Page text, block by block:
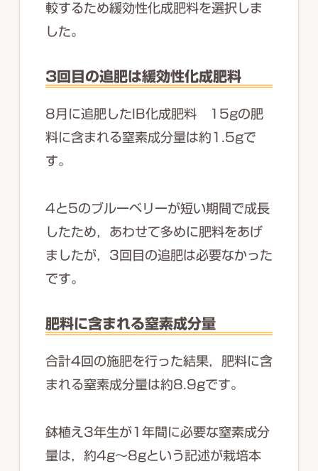
較するため緩効性化成肥料を選択しま
した。
3回目の追肥は緩効性化成肥料
8月に追肥したIB化成肥料 15gの肥
料に含まれる窒素成分量は約1.5gで
す。
4と5のブルーベリーが短い期間で成長
したため，あわせて多めに肥料をあげ
ましたが，3回目の追肥は必要なかった
です。
肥料に含まれる窒素成分量
合計4回の施肥を行った結果，肥料に含
まれる窒素成分量は約8.9gです。
鉢植え3年生が1年間に必要な窒素成分
量は，約4g～8gという記述が栽培本